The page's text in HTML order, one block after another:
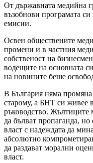
От държавната медийна
възобнови програмата
емисии.
Освен обществените
промени и в частния
собственост на
водещите на основната
на новините беше
В България няма
старому, а БНТ си живее
ръководство.
да бълват пропаганда,
власт с надеждата да
абсолютно
да раздават морални
власт.